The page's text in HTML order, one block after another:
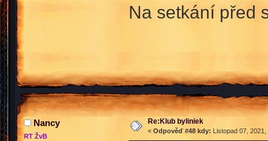
Na setkání před
Nancy
RT ŽvB
Re:Klub byliniek
« Odpověď #48 kdy: Listopad 07,